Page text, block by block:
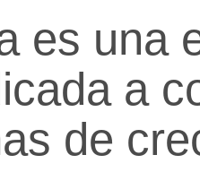
es una
a
de